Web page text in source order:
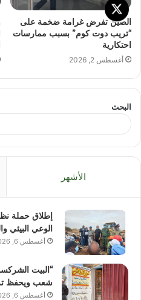
الصين تفرض غرامة ضخمة على
“تريب دوت كوم” بسبب ممارسات
احتكارية
أغسطس 2, 2026
البحث
الأشهر
إطلاق حملة
الوعي البيئي
أغسطس 6, 2026
“البيت
شعب ويحفظ
أغسطس 6, 2026